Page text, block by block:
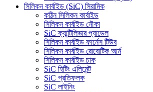
সিলিকন কার্বাইড (SiC) সিরামিক
কঠিন সিলিকন কার্বাইড
সিলিকন কার্বাইড নৌকা
SiC ক্যান্টিলিভার প্যাডেল
সিলিকন কার্বাইড ফার্নেস টিউব
সিলিকন কার্বাইড রোবোটিক আর্ম
সিলিকন কার্বাইড চাক
SiC হিটিং এলিমেন্ট
SiC প্রতিফলক
SiC লাইনিং